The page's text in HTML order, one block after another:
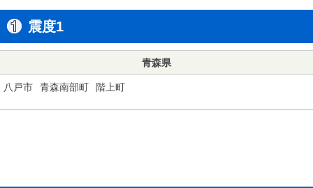
震度1
青森県
八戸市 青森南部町 階上町